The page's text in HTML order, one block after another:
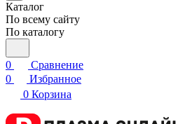
Каталог
По всему сайту
По каталогу
0
Сравнение
0
Избранное
0 Корзина